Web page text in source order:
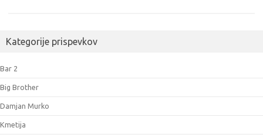
Kategorije prispevkov
Bar 2
Big Brother
Damjan Murko
Kmetija